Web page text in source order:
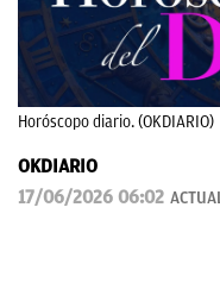
Horóscopo diario. (OKDIARIO)
OKDIARIO
17/06/2026 06:02